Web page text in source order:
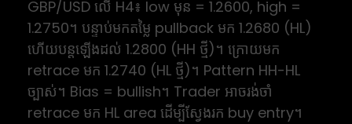
GBP/USD លើ H4៖ low មុន = 1.2600, high =
1.2750។ បន្ទាប់មកតម្លៃ pullback មក 1.2680 (HL)
ហើយបន្តឡើងដល់ 1.2800 (HH ថ្មី)។ ក្រោយមក
retrace មក 1.2740 (HL ថ្មី)។ Pattern HH-HL
ច្បាស់។ Bias = bullish។ Trader អាចរង់ចាំ
retrace មក HL area ដើម្បីស្វែងរក buy entry។